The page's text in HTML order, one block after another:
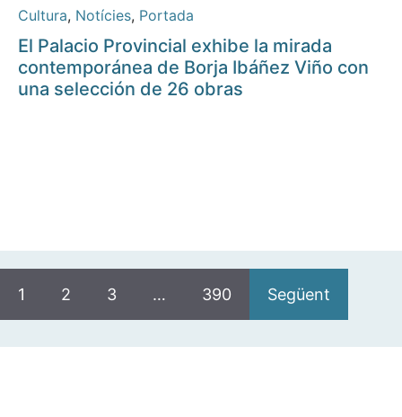
Cultura, Notícies, Portada
El Palacio Provincial exhibe la mirada
contemporánea de Borja Ibáñez Viño con
una selección de 26 obras
1 2 3 … 390 Següent